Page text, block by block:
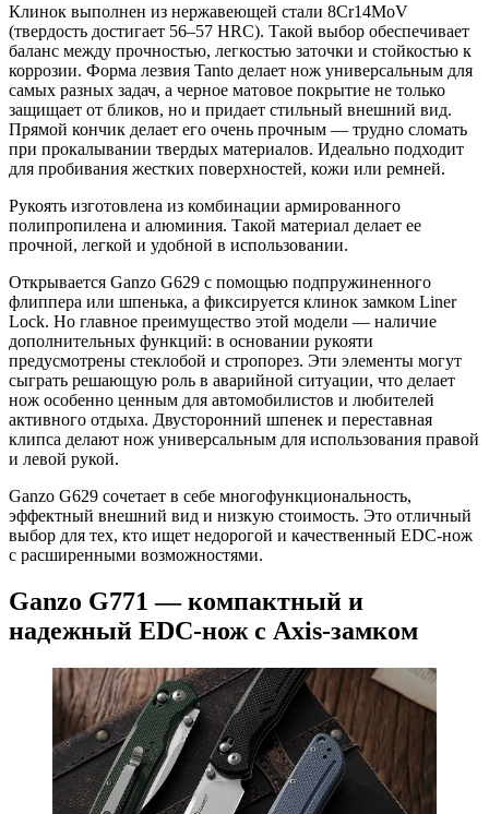
Клинок выполнен из нержавеющей стали 8Cr14MoV
(твердость достигает 56–57 HRC). Такой выбор обеспечивает
баланс между прочностью, легкостью заточки и стойкостью к
коррозии. Форма лезвия Tanto делает нож универсальным для
самых разных задач, а черное матовое покрытие не только
защищает от бликов, но и придает стильный внешний вид.
Прямой кончик делает его очень прочным — трудно сломать
при прокалывании твердых материалов. Идеально подходит
для пробивания жестких поверхностей, кожи или ремней.
Рукоять изготовлена из комбинации армированного
полипропилена и алюминия. Такой материал делает ее
прочной, легкой и удобной в использовании.
Открывается Ganzo G629 с помощью подпружиненного
флиппера или шпенька, а фиксируется клинок замком Liner
Lock. Но главное преимущество этой модели — наличие
дополнительных функций: в основании рукояти
предусмотрены стеклобой и стропорез. Эти элементы могут
сыграть решающую роль в аварийной ситуации, что делает
нож особенно ценным для автомобилистов и любителей
активного отдыха. Двусторонний шпенек и переставная
клипса делают нож универсальным для использования правой
и левой рукой.
Ganzo G629 сочетает в себе многофункциональность,
эффектный внешний вид и низкую стоимость. Это отличный
выбор для тех, кто ищет недорогой и качественный EDC-нож
с расширенными возможностями.
Ganzo G771 — компактный и
надежный EDC-нож с Axis-замком